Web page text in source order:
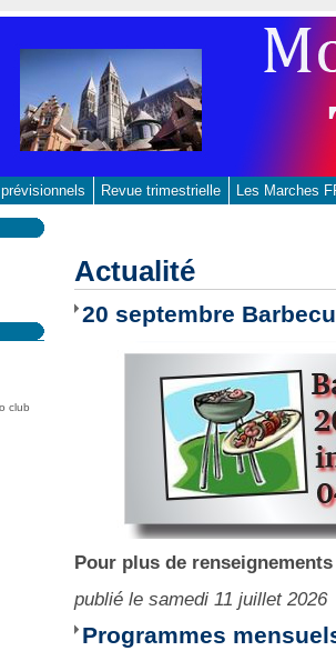
Revue trimestrielle Les Marches
club
Marche
Tournai
mars
Actualité
20 septembre
Pour plus de
publié le samedi 11 juillet 2026
Programmes